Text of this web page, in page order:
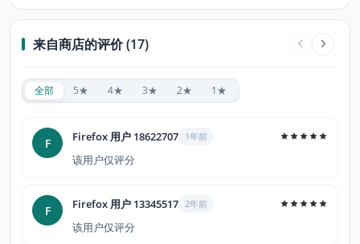
来自商店的评价 (17)
全部 5★ 4★ 3★ 2★ 1★
F Firefox 用户 18622707 1年前
该用户仅评分
F Firefox 用户 13345517 2年前
该用户仅评分